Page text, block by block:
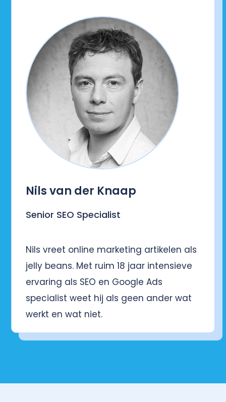
Nils van der Knaap
Senior SEO Specialist
Nils vreet online marketing artikelen als
jelly beans. Met ruim 18 jaar intensieve
ervaring als SEO en Google Ads
specialist weet hij als geen ander wat
werkt en wat niet.